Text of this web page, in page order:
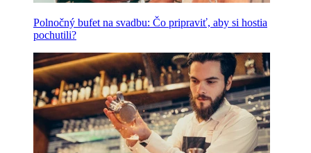
Polnočný bufet na svadbu: Čo pripraviť, aby si hostia
pochutili?